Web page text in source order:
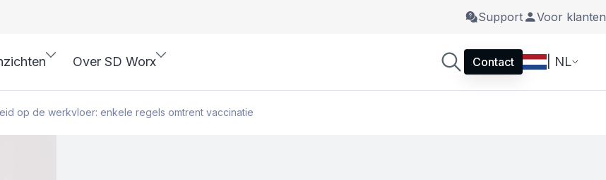
Support Voor klanten
Over SD Worx Contact | NL
op de werkvloer: enkele regels omtrent vaccinatie